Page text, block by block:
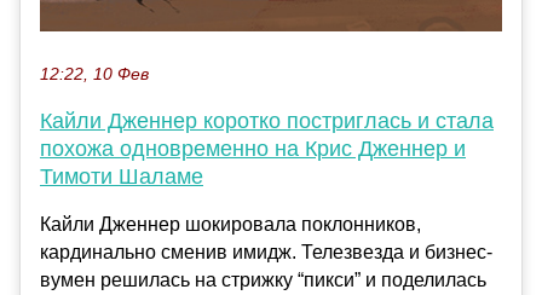
12:22, 10 Фев
Кайли Дженнер коротко постриглась и стала
похожа одновременно на Крис Дженнер и
Тимоти Шаламе
Кайли Дженнер шокировала поклонников,
кардинально сменив имидж. Телезвезда и бизнес-
вумен решилась на стрижку “пикси” и поделилась